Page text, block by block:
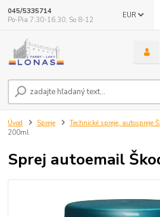
EUR
045/5335714
Po-Pia 7:30-16.30, So 8-12
Úvod Spreje Technické spreje, autospreje
200ml
Sprej autoemail